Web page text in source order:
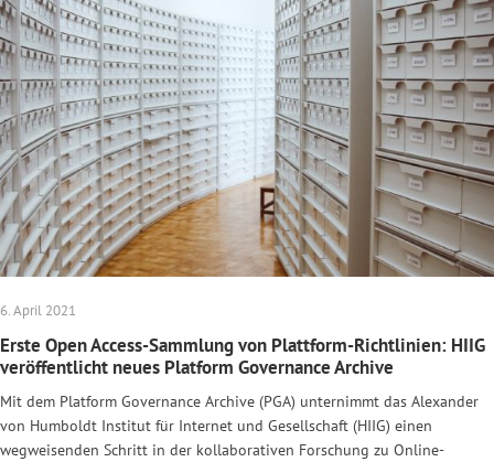
6. April 2021
Erste Open Access-Sammlung von Plattform-Richtlinien: HIIG
veröffentlicht neues Platform Governance Archive
Mit dem Platform Governance Archive (PGA) unternimmt das Alexander
von Humboldt Institut für Internet und Gesellschaft (HIIG) einen
wegweisenden Schritt in der kollaborativen Forschung zu Online-